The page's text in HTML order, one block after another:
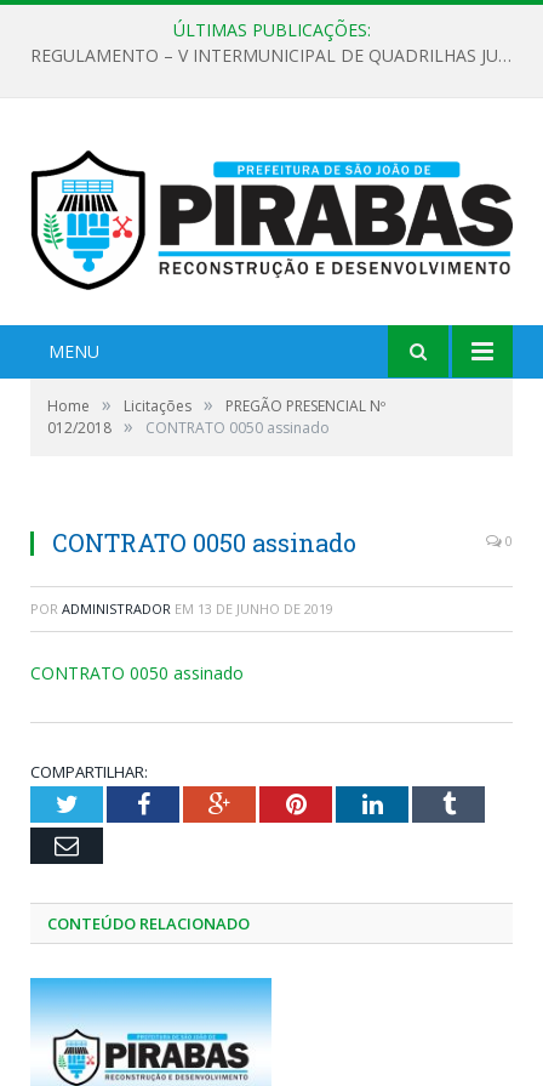
ÚLTIMAS PUBLICAÇÕES:
REGULAMENTO – V INTERMUNICIPAL DE QUADRILHAS JUNINAS 2026
MENU
Home » Licitações »
PREGÃO PRESENCIAL Nº
012/2018 » CONTRATO 0050 assinado
CONTRATO 0050 assinado 0
POR ADMINISTRADOR EM 13 DE JUNHO DE 2019
CONTRATO 0050 assinado
COMPARTILHAR:
TwitterFacebookGoogle+PinterestLinkedInTumblr
Email
CONTEÚDO RELACIONADO